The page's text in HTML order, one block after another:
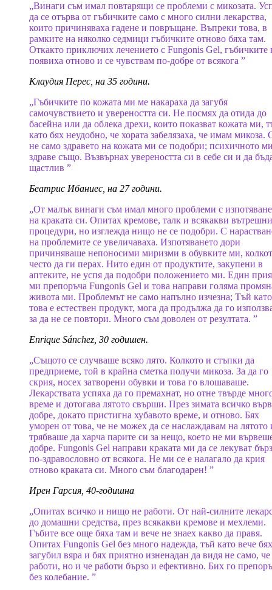
„Винаги съм имал повтарящи се проблеми с микозата.
да се отърва от гъбичките само с много силни лекарства,
които причиняваха гадене и повръщане. Въпреки това, в
рамките на няколко седмици гъбичките отново бяха там.
Откакто приключих лечението с Fungonis Gel, гъбичките
появиха отново и се чувствам по-добре от всякога ”
Клаудия Перес, на 35 години.
„Гъбичките по кожата ми ме накараха да загубя
самочувствието и увереността си. Не посмях да отида до
басейна или да облека дрехи, които показват кожата ми,
като бях неудобно, че хората забелязаха, че имам микоза.
не само здравето на кожата ми се подобри; психичното
здраве също. Възвърнах увереността си в себе си и да
щастлив ”
Беатрис Ибаниес, на 27 години.
„От малък винаги съм имал много проблеми с
на краката си. Опитах кремове, талк и всякакви вътрешни
процедури, но изглежда нищо не се подобри. С
на проблемите се увеличаваха. Изпотяването дори
причиняваше непоносими миризми в обувките ми,
често да ги перах. Нито един от продуктите, закупени в
аптеките, не успя да подобри положението ми. Един
ми препоръча Fungonis Gel и това направи голяма
живота ми. Проблемът не само напълно изчезна; Тъй като
това е естествен продукт, мога да продължа да го
за да не се повтори. Много съм доволен от резултата. ”
Enrique Sánchez, 30 годишен.
„Същото се случваше всяко лято. Колкото и стъпки да
предприеме, той в крайна сметка получи микоза. За да го
скрия, носех затворени обувки и това го влошаваше.
Лекарствата успяха да го премахнат, но отне твърде
време и дотогава лятото свърши. През зимата всичко
добре, докато пристигна хубавото време, и отново. Бях
уморен от това, че не можех да се наслаждавам на лятото
трябваше да харча парите си за нещо, което не ми
добре. Fungonis Gel направи краката ми да се лекуват
по-здравословно от всякога. Не ми се е налагало да крия
отново краката си. Много съм благодарен! ”
Ирен Гарсия, 40-годишна
„Опитах всичко и нищо не работи. От най-силните
до домашни средства, през всякакви кремове и мехлеми.
Гъбите все още бяха там и вече не знаех какво да правя.
Опитах Fungonis Gel без много надежда, тъй като вече бях
загубил вяра и бях приятно изненадан да видя не само, че
работи, но и че работи бързо и ефективно. Бих го
без колебание. ”